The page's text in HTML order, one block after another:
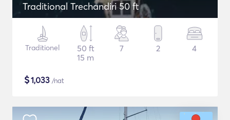
Traditional Trechandiri 50 ft
Traditionel
50 ft
15 m
7 2 4
$1,033 /nat